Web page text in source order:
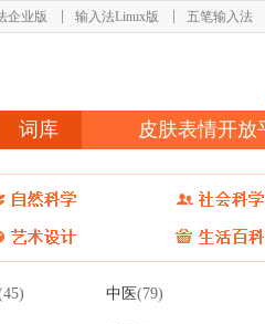
企业版 输入法Linux版 五笔输入法
词库 皮肤表情开放
中医(79)